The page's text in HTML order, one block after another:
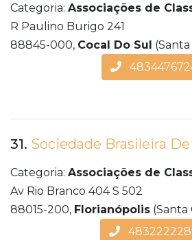
Categoria: Associações de
R Paulino Burigo 241
88845-000, Cocal Do Sul
31. Sociedade Brasileira
Categoria: Associações de
Av Rio Branco 404 S 502
88015-200, Florianópolis (Santa